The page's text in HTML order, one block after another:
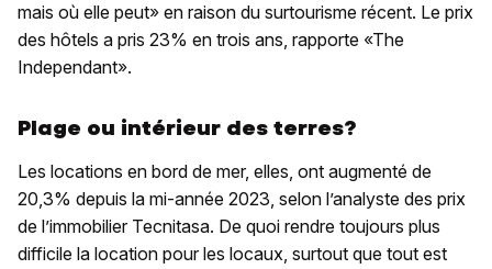
mais où elle peut» en raison du surtourisme récent. Le prix
des hôtels a pris 23% en trois ans, rapporte «The
Independant».
Plage ou intérieur des terres?
Les locations en bord de mer, elles, ont augmenté de
20,3% depuis la mi-année 2023, selon l’analyste des prix
de l’immobilier Tecnitasa. De quoi rendre toujours plus
difficile la location pour les locaux, surtout que tout est